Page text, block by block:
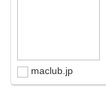
maclub.jp